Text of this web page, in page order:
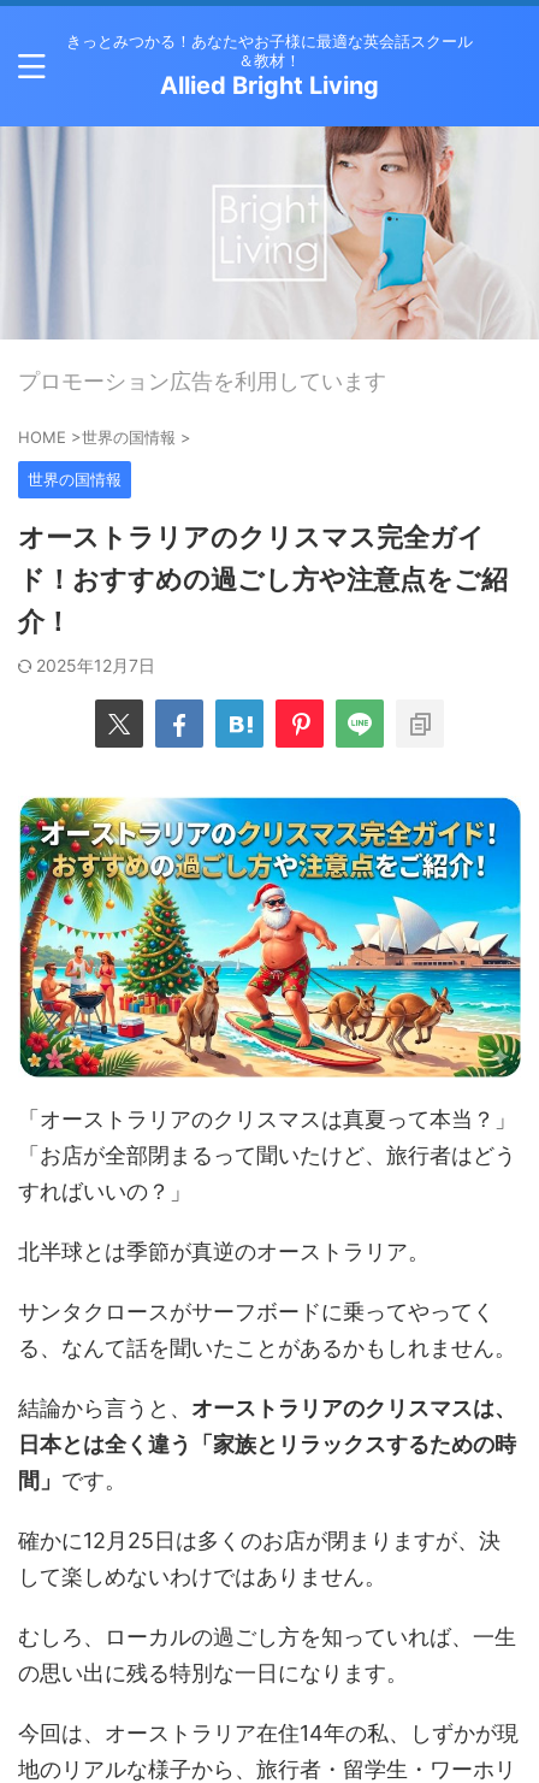
きっとみつかる！あなたやお子様に最適な英会話スクール
＆教材！
Allied Bright Living
プロモーション広告を利用しています
HOME >世界の国情報 >
世界の国情報
オーストラリアのクリスマス完全ガイ
ド！おすすめの過ごし方や注意点をご紹
介！
2025年12月7日
「オーストラリアのクリスマスは真夏って本当？」
「お店が全部閉まるって聞いたけど、旅行者はどう
すればいいの？」
北半球とは季節が真逆のオーストラリア。
サンタクロースがサーフボードに乗ってやってく
る、なんて話を聞いたことがあるかもしれません。
結論から言うと、 オーストラリアのクリスマスは、
日本とは全く違う「家族とリラックスするための時
間」 です。
確かに12月25日は多くのお店が閉まりますが、決
して楽しめないわけではありません。
むしろ、ローカルの過ごし方を知っていれば、一生
の思い出に残る特別な一日になります。
今回は、オーストラリア在住14年の私、しずかが現
地のリアルな様子から、旅行者・留学生・ワーホリ